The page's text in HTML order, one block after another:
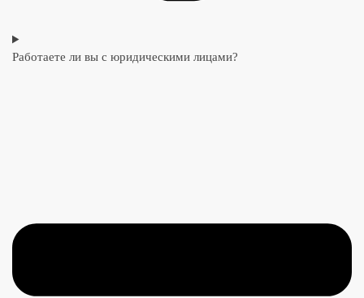
Работаете ли вы с юридическими лицами?